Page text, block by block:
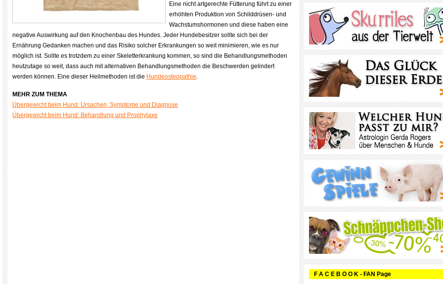
Eine nicht artgerechte Fütterung führt zu einer
erhöhten Produktion von Schilddrüsen- und
Wachstumshormonen und diese haben eine
negative Auswirkung auf den Knochenbau des Hundes. Jeder Hundebesitzer sollte sich bei der
Ernährung Gedanken machen und das Risiko solcher Erkrankungen so weit minimieren, wie es nur
möglich ist. Sollte es trotzdem zu einer Skeletterkrankung kommen, so sind die Behandlungsmethoden
heutzutage so weit, dass auch mit alternativen Behandlungsmethoden die Beschwerden gelindert
werden können. Eine dieser Heilmethoden ist die Hundeosteopathie.
MEHR ZUM THEMA
Übergewicht beim Hund: Ursachen, Symptome und Diagnose
Übergewicht beim Hund: Behandlung und Prophylaxe
F A C E B O O K - FAN Page